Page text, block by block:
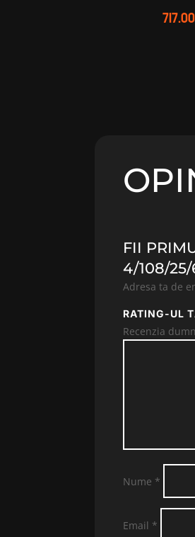
FII
4/108/25/
Adresa ta de
RATING-UL
Recenzia
Nume *
Email *